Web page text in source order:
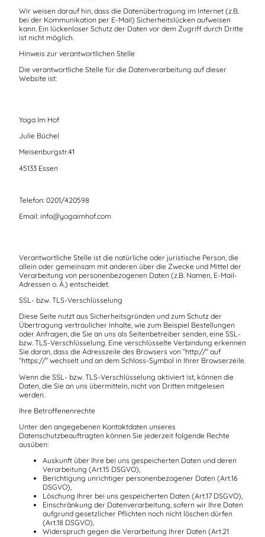
Wir weisen darauf hin, dass die Datenübertragung im Internet (z.B.
bei der Kommunikation per E-Mail) Sicherheitslücken aufweisen
kann. Ein lückenloser Schutz der Daten vor dem Zugriff durch Dritte
ist nicht möglich.
Hinweis zur verantwortlichen Stelle
Die verantwortliche Stelle für die Datenverarbeitung auf dieser
Website ist:
Yoga Im Hof
Julie Büchel
Meisenburgstr.41
45133 Essen
Telefon: 0201/420598
Email: info@yogaimhof.com
Verantwortliche Stelle ist die natürliche oder juristische Person, die
allein oder gemeinsam mit anderen über die Zwecke und Mittel der
Verarbeitung von personenbezogenen Daten (z.B. Namen, E-Mail-
Adressen o. Ä.) entscheidet.
SSL- bzw. TLS-Verschlüsselung
Diese Seite nutzt aus Sicherheitsgründen und zum Schutz der
Übertragung vertraulicher Inhalte, wie zum Beispiel Bestellungen
oder Anfragen, die Sie an uns als Seitenbetreiber senden, eine SSL-
bzw. TLS-Verschlüsselung. Eine verschlüsselte Verbindung erkennen
Sie daran, dass die Adresszeile des Browsers von “http://” auf
“https://” wechselt und an dem Schloss-Symbol in Ihrer Browserzeile.
Wenn die SSL- bzw. TLS-Verschlüsselung aktiviert ist, können die
Daten, die Sie an uns übermitteln, nicht von Dritten mitgelesen
werden.
Ihre Betroffenenrechte
Unter den angegebenen Kontaktdaten unseres
Datenschutzbeauftragten können Sie jederzeit folgende Rechte
ausüben:
Auskunft über Ihre bei uns gespeicherten Daten und deren
Verarbeitung (Art.15 DSGVO),
Berichtigung unrichtiger personenbezogener Daten (Art.16
DSGVO),
Löschung Ihrer bei uns gespeicherten Daten (Art.17 DSGVO),
Einschränkung der Datenverarbeitung, sofern wir Ihre Daten
aufgrund gesetzlicher Pflichten noch nicht löschen dürfen
(Art.18 DSGVO),
Widerspruch gegen die Verarbeitung Ihrer Daten (Art.21